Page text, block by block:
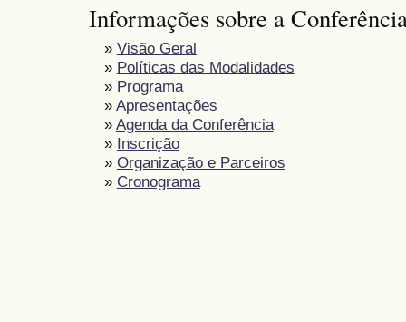
Informações sobre a
» Visão Geral
» Políticas das Modalidades
» Programa
» Apresentações
» Agenda da Conferência
» Inscrição
» Organização e Parceiros
» Cronograma